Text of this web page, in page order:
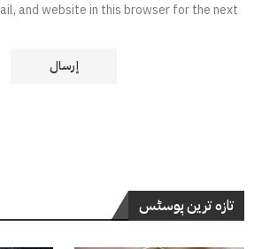
and website in this browser for the next
تازہ ترین پوسٹس